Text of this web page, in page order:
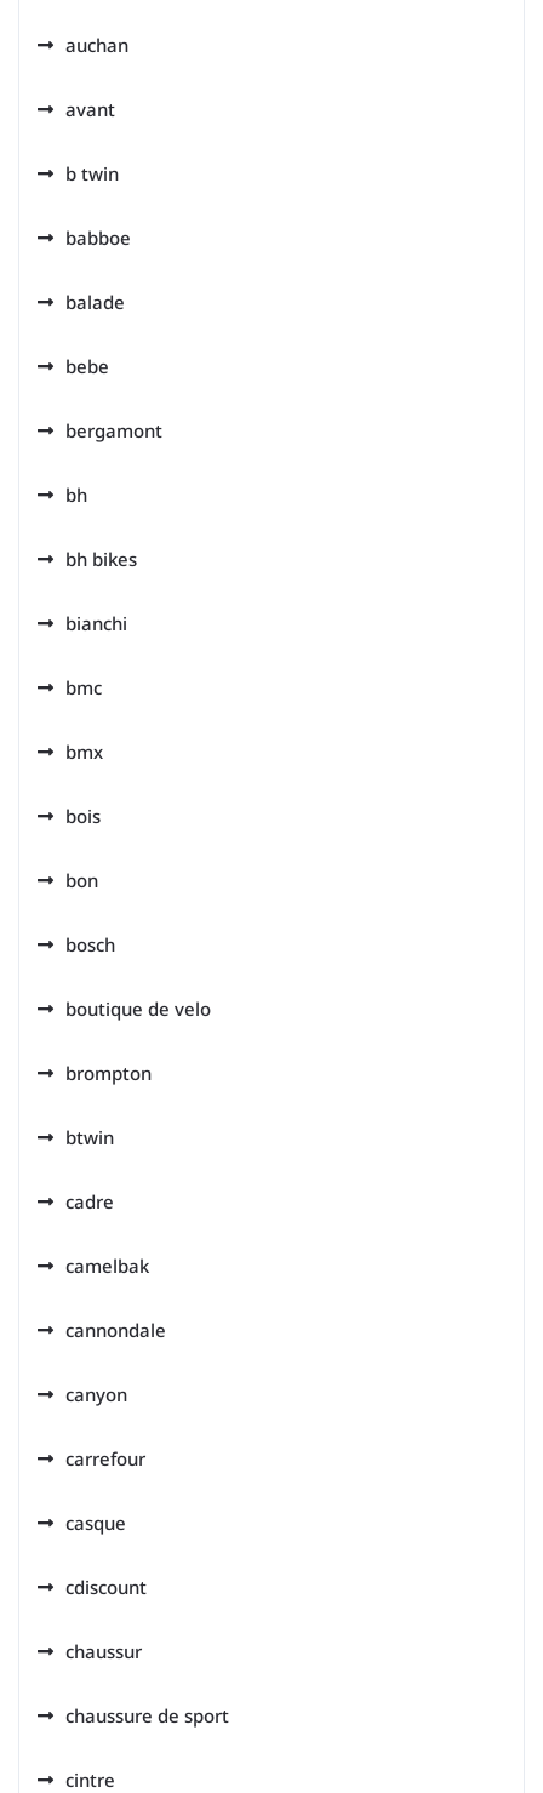
auchan
avant
b twin
babboe
balade
bebe
bergamont
bh
bh bikes
bianchi
bmc
bmx
bois
bon
bosch
boutique de velo
brompton
btwin
cadre
camelbak
cannondale
canyon
carrefour
casque
cdiscount
chaussur
chaussure de sport
cintre